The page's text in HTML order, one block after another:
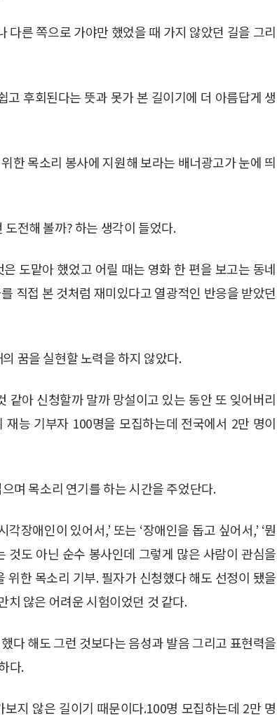
다른 쪽으로 가야만 했었을 때 가지 않았던 길을 그리
후회된다는 뜻과 못가 본 길이기에 더 아름답게 생
한 목소리 봉사에 지원해 보라는 배너광고가 눈에 띄
전해 볼까? 하는 생각이 들었다.
도맡아 했었고 어릴 때는 영화 한 편을 보고는 동네
직접 본 것처럼 재미있다고 열광적인 반응을 받았던
꿈을 실현할 노력을 하지 않았다.
같아 신청할까 말까 망설이고 있는 동안 또 잊어버리
능 기부자 100명을 모집하는데 전국에서 2만 명이
며 목소리 연기를 하는 시간을 주었단다.
장애인이 있어서,’ 또는 ‘장애인을 돕고 싶어서,’ ‘뭔
도 아닌 순수 봉사인데 그렇게 많은 사람이 관심을
한 목소리 기부. 필자가 신청했다 해도 선정이 됐을
치 않은 어려운 시험이었던 것 같다.
다 해도 그런 것보다는 음성과 발음 그리고 표현력을
다.
지 않은 길이기 때문이다.100명 모집하는데 2만 명